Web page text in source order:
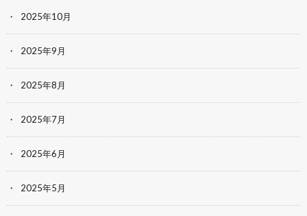
2025年10月
2025年9月
2025年8月
2025年7月
2025年6月
2025年5月